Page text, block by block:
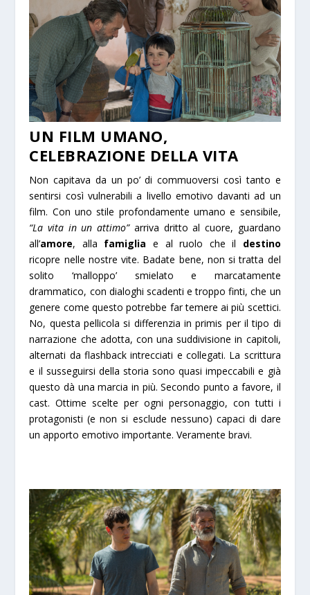
UN FILM UMANO,
CELEBRAZIONE DELLA VITA
Non capitava da un po’ di commuoversi così tanto e
sentirsi così vulnerabili a livello emotivo davanti ad un
film. Con uno stile profondamente umano e sensibile,
“La vita in un attimo”arriva dritto al cuore, guardano
all’amore, alla famiglia e al ruolo che il destino
ricopre nelle nostre vite. Badate bene, non si tratta del
solito ‘malloppo’ smielato e marcatamente
drammatico, con dialoghi scadenti e troppo finti, che un
genere come questo potrebbe far temere ai più scettici.
No, questa pellicola si differenzia in primis per il tipo di
narrazione che adotta, con una suddivisione in capitoli,
alternati da flashback intrecciati e collegati. La scrittura
e il susseguirsi della storia sono quasi impeccabili e già
questo dà una marcia in più. Secondo punto a favore, il
cast. Ottime scelte per ogni personaggio, con tutti i
protagonisti (e non si esclude nessuno) capaci di dare
un apporto emotivo importante. Veramente bravi.